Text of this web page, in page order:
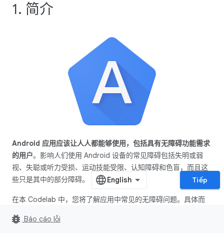
1. 简介
Android 应用应该让人人都能够使用，包括具有无障碍功能需求
的用户。影响人们使用 Android 设备的常见障碍包括失明或弱
视、失聪或听力受损、运动技能受限、认知障碍和色盲，而且这
些只是其中的部分障碍。
在本 Codelab 中，您将了解应用中常见的无障碍问题。具体而
Tiếp
bug_report Báo cáo lỗi